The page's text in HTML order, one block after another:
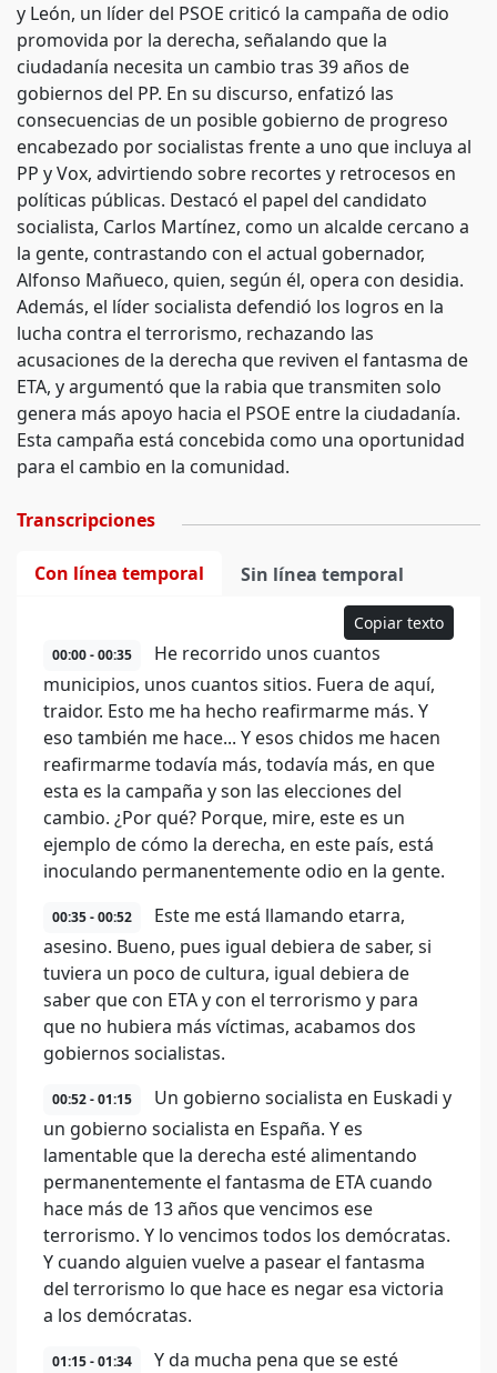
y León, un líder del PSOE criticó la campaña de odio
promovida por la derecha, señalando que la
ciudadanía necesita un cambio tras 39 años de
gobiernos del PP. En su discurso, enfatizó las
consecuencias de un posible gobierno de progreso
encabezado por socialistas frente a uno que incluya al
PP y Vox, advirtiendo sobre recortes y retrocesos en
políticas públicas. Destacó el papel del candidato
socialista, Carlos Martínez, como un alcalde cercano a
la gente, contrastando con el actual gobernador,
Alfonso Mañueco, quien, según él, opera con desidia.
Además, el líder socialista defendió los logros en la
lucha contra el terrorismo, rechazando las
acusaciones de la derecha que reviven el fantasma de
ETA, y argumentó que la rabia que transmiten solo
genera más apoyo hacia el PSOE entre la ciudadanía.
Esta campaña está concebida como una oportunidad
para el cambio en la comunidad.
Transcripciones
Con línea temporal Sin línea temporal
Copiar texto
00:00 - 00:35
He recorrido unos cuantos
municipios, unos cuantos sitios. Fuera de aquí,
traidor. Esto me ha hecho reafirmarme más. Y
eso también me hace... Y esos chidos me hacen
reafirmarme todavía más, todavía más, en que
esta es la campaña y son las elecciones del
cambio. ¿Por qué? Porque, mire, este es un
ejemplo de cómo la derecha, en este país, está
inoculando permanentemente odio en la gente.
00:35 - 00:52
Este me está llamando etarra,
asesino. Bueno, pues igual debiera de saber, si
tuviera un poco de cultura, igual debiera de
saber que con ETA y con el terrorismo y para
que no hubiera más víctimas, acabamos dos
gobiernos socialistas.
00:52 - 01:15
Un gobierno socialista en Euskadi y
un gobierno socialista en España. Y es
lamentable que la derecha esté alimentando
permanentemente el fantasma de ETA cuando
hace más de 13 años que vencimos ese
terrorismo. Y lo vencimos todos los demócratas.
Y cuando alguien vuelve a pasear el fantasma
del terrorismo lo que hace es negar esa victoria
a los demócratas.
01:15 - 01:34
Y da mucha pena que se esté